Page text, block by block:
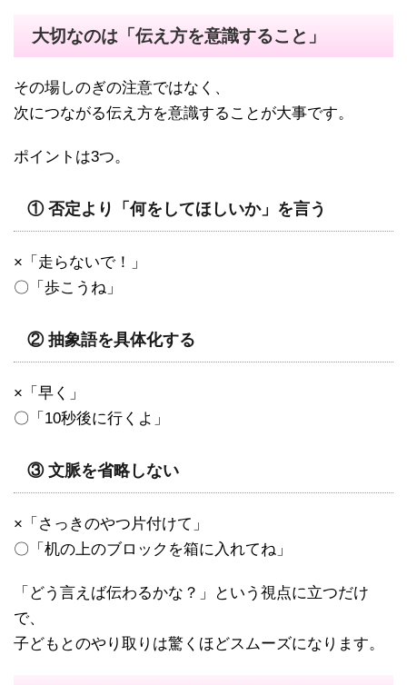
大切なのは「伝え方を意識すること」
その場しのぎの注意ではなく、
次につながる伝え方を意識することが大事です。
ポイントは3つ。
① 否定より「何をしてほしいか」を言う
×「走らないで！」
〇「歩こうね」
② 抽象語を具体化する
×「早く」
〇「10秒後に行くよ」
③ 文脈を省略しない
×「さっきのやつ片付けて」
〇「机の上のブロックを箱に入れてね」
「どう言えば伝わるかな？」という視点に立つだけ
で、
子どもとのやり取りは驚くほどスムーズになります。